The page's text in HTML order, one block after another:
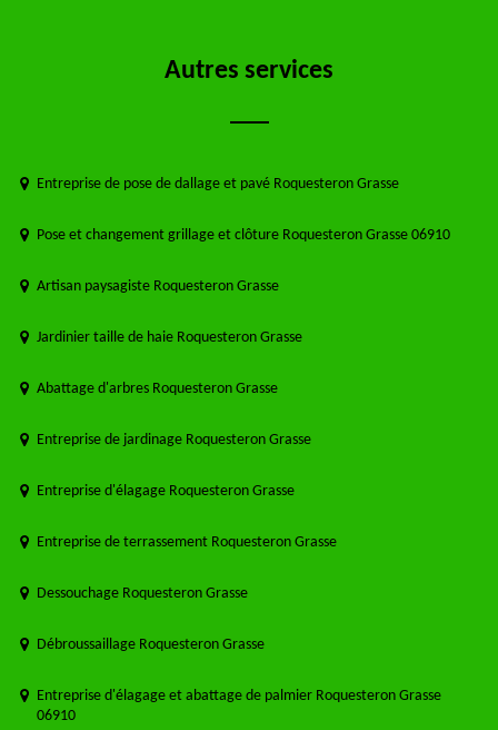
Autres services
Entreprise de pose de dallage et pavé Roquesteron Grasse
Pose et changement grillage et clôture Roquesteron Grasse 06910
Artisan paysagiste Roquesteron Grasse
Jardinier taille de haie Roquesteron Grasse
Abattage d'arbres Roquesteron Grasse
Entreprise de jardinage Roquesteron Grasse
Entreprise d'élagage Roquesteron Grasse
Entreprise de terrassement Roquesteron Grasse
Dessouchage Roquesteron Grasse
Débroussaillage Roquesteron Grasse
Entreprise d'élagage et abattage de palmier Roquesteron Grasse
06910